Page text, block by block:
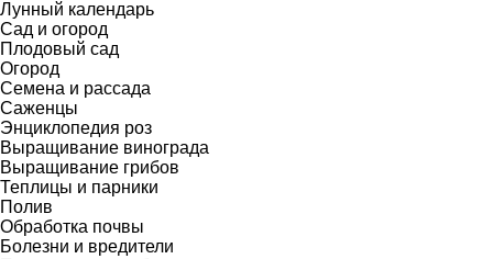
Лунный календарь
Сад и огород
Плодовый сад
Огород
Семена и рассада
Саженцы
Энциклопедия роз
Выращивание винограда
Выращивание грибов
Теплицы и парники
Полив
Обработка почвы
Болезни и вредители